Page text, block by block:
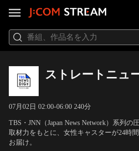
ストレートニュ
07月02日 02:00-06:00 240分
TBS・JNN（Japan News Network）系列の
取材力をもとに、女性キャスターが24時
お届け。